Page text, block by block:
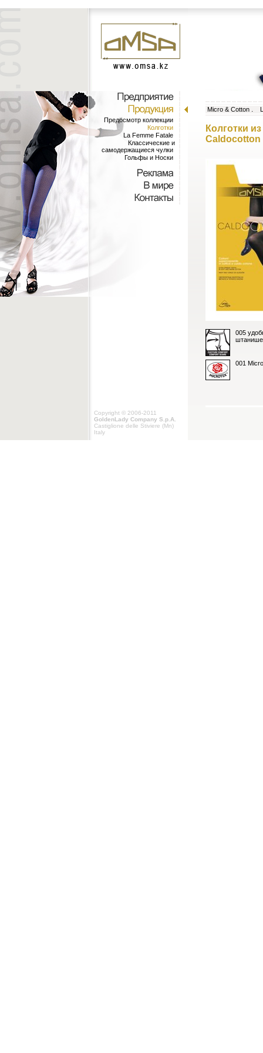
Предосмотр коллекции
Колготки
La Femme Fatale
Классические и
самодержащиеся чулки
Гольфы и Носки
Micro & Cotton .
Колготки
Caldocotton
005
001
Copyright © 2006-2011
GoldenLady Company S.p.A.
Castiglione delle Stiviere (Mn)
Italy